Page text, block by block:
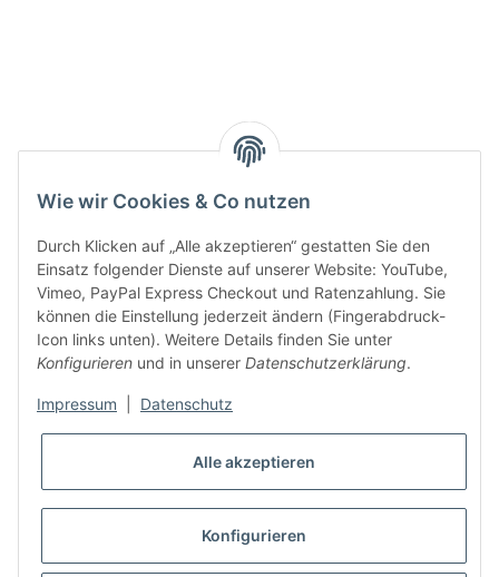
Wie wir Cookies & Co nutzen
Durch Klicken auf „Alle akzeptieren“ gestatten Sie den
Einsatz folgender Dienste auf unserer Website: YouTube,
Vimeo, PayPal Express Checkout und Ratenzahlung. Sie
können die Einstellung jederzeit ändern (Fingerabdruck-
Icon links unten). Weitere Details finden Sie unter
Konfigurieren und in unserer Datenschutzerklärung.
Impressum Datenschutz
Alle akzeptieren
Konfigurieren
Key:
Gesetzliche Informationen
* Alle Preise inkl. gesetzlicher USt., zzgl.